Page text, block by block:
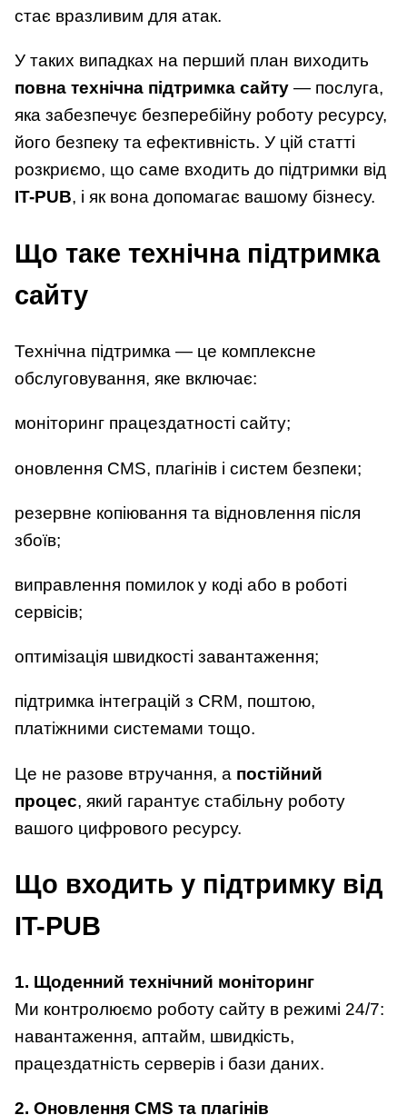
стає вразливим для атак.
У таких випадках на перший план виходить
повна технічна підтримка сайту — послуга,
яка забезпечує безперебійну роботу ресурсу,
його безпеку та ефективність. У цій статті
розкриємо, що саме входить до підтримки від
IT-PUB, і як вона допомагає вашому бізнесу.
Що таке технічна підтримка
сайту
Технічна підтримка — це комплексне
обслуговування, яке включає:
моніторинг працездатності сайту;
оновлення CMS, плагінів і систем безпеки;
резервне копіювання та відновлення після
збоїв;
виправлення помилок у коді або в роботі
сервісів;
оптимізація швидкості завантаження;
підтримка інтеграцій з CRM, поштою,
платіжними системами тощо.
Це не разове втручання, а постійний
процес, який гарантує стабільну роботу
вашого цифрового ресурсу.
Що входить у підтримку від
IT-PUB
1. Щоденний технічний моніторинг
Ми контролюємо роботу сайту в режимі 24/7:
навантаження, аптайм, швидкість,
працездатність серверів і бази даних.
2. Оновлення CMS та плагінів